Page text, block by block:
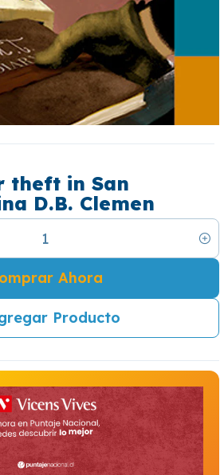
theft in San
D.B. Clemen
Producto
Ahora